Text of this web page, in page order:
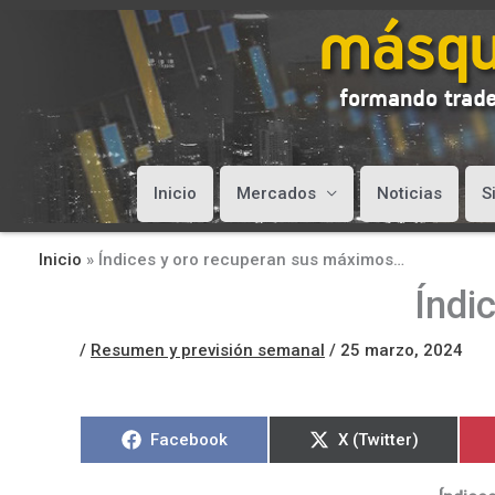
Inicio Mercados Noticias
Inicio » Índices y oro recuperan sus máximos…
/ Resumen y previsión semanal / 25 marzo, 2024
Compartir
Facebook
Compartir
en
X (Twitter)